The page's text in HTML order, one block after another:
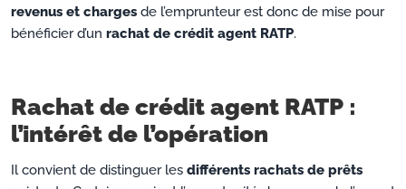
revenus et charges de l’emprunteur est donc de mise pour
bénéficier d’un rachat de crédit agent RATP.
Rachat de crédit agent RATP :
l’intérêt de l’opération
Il convient de distinguer les différents rachats de prêts